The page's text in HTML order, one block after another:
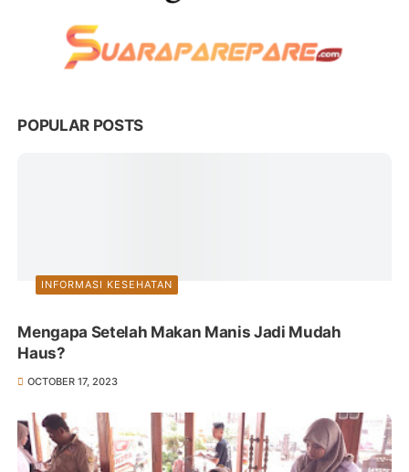
POPULAR POSTS
INFORMASI KESEHATAN
Mengapa Setelah Makan Manis Jadi Mudah
Haus?
OCTOBER 17, 2023